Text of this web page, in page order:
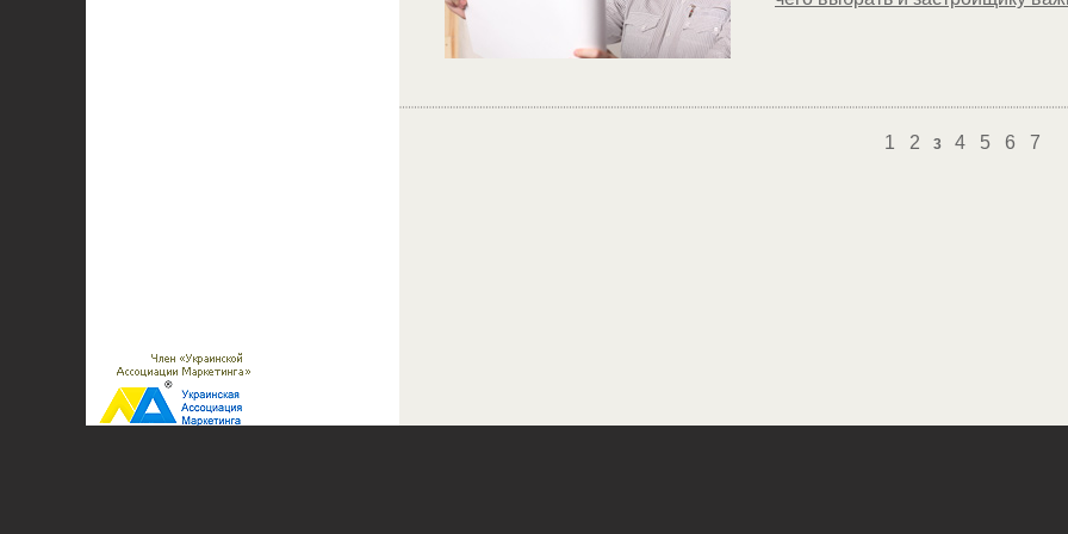
1 2 3 4 5 6 7